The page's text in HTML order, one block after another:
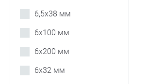
6,5х38 мм
6х100 мм
6х200 мм
6х32 мм